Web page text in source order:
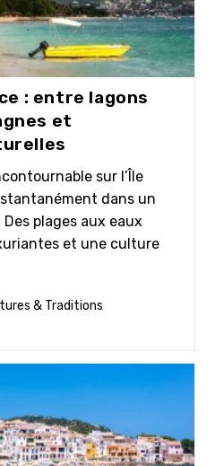
: entre lagons
et
sur l’Île
dans un
plages aux eaux
et une culture
& Traditions